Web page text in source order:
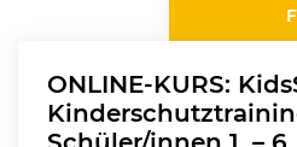
ONLINE-KURS: